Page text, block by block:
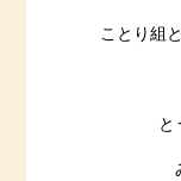
ことり組
と